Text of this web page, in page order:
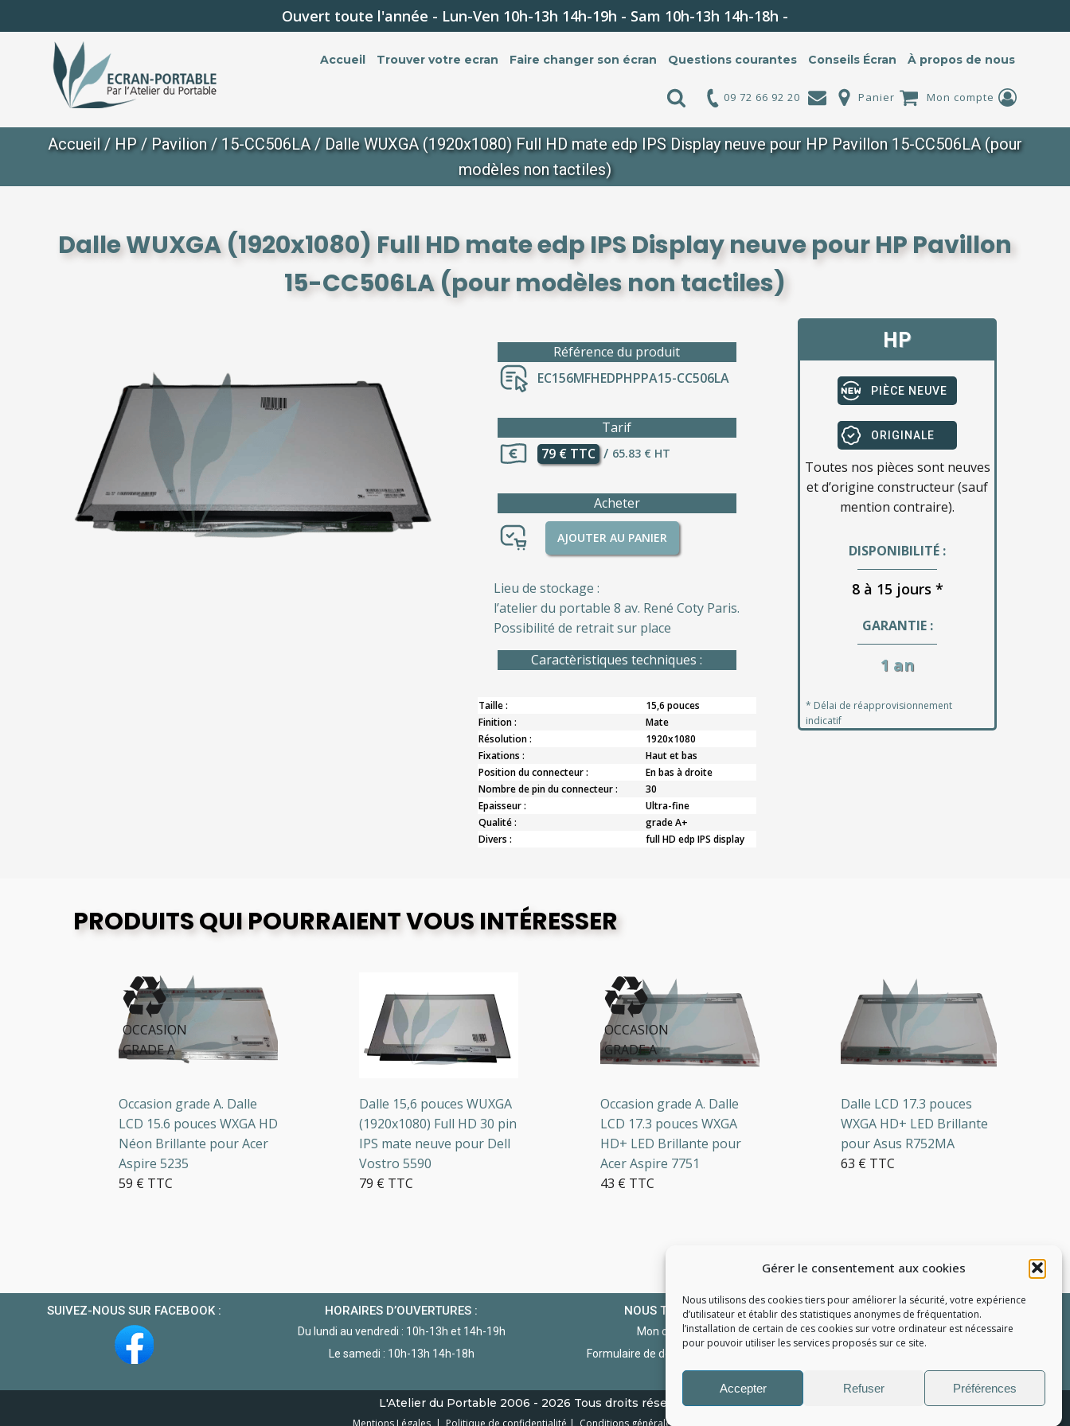
Gérer le consentement aux cookies
Nous utilisons des cookies tiers pour améliorer la sécurité, votre expérience
d’utilisateur et établir des statistiques anonymes de fréquentation.
l’installation de certain de ces cookies sur votre ordinateur est nécessaire
pour pouvoir utiliser les services proposés sur ce site.
Accepter Refuser Préférences
Ouvert toute l'année - Lun-Ven 10h-13h 14h-19h - Sam 10h-13h 14h-18h -
Accueil Trouver votre ecran Faire changer son écran Questions courantes Conseils Écran À propos de nous
09 72 66 92 20 Panier Mon compte
Accueil/ HP/ Pavilion/ 15-CC506LA/ Dalle WUXGA (1920x1080) Full HD mate edp IPS Display neuve pour HP Pavillon 15-CC506LA (pour
modèles non tactiles)
Dalle WUXGA (1920x1080) Full HD mate edp IPS Display neuve pour HP Pavillon
15-CC506LA (pour modèles non tactiles)
Référence du produit
EC156MFHEDPHPPA15-CC506LA
Tarif
79 € TTC / 65.83 € HT
Acheter
AJOUTER AU PANIER
Lieu de stockage :
l’atelier du portable 8 av. René Coty Paris.
Possibilité de retrait sur place
Caractèristiques techniques :
Taille :
15,6 pouces
Finition :
Mate
Résolution :
1920x1080
Fixations :
Haut et bas
Position du connecteur :
En bas à droite
Nombre de pin du connecteur :
30
Epaisseur :
Ultra-fine
Qualité :
grade A+
Divers :
full HD edp IPS display
HP
PIÈCE NEUVE
ORIGINALE
Toutes nos pièces sont neuves
et d’origine constructeur (sauf
mention contraire).
DISPONIBILITÉ :
8 à 15 jours *
GARANTIE :
1 an
* Délai de réapprovisionnement
indicatif
PRODUITS QUI POURRAIENT VOUS INTÉRESSER
OCCASION
GRADE A
Occasion grade A. Dalle
LCD 15.6 pouces WXGA HD
Néon Brillante pour Acer
Aspire 5235
59 € TTC
Dalle 15,6 pouces WUXGA
(1920x1080) Full HD 30 pin
IPS mate neuve pour Dell
Vostro 5590
79 € TTC
OCCASION
GRADE A
Occasion grade A. Dalle
LCD 17.3 pouces WXGA
HD+ LED Brillante pour
Acer Aspire 7751
43 € TTC
Dalle LCD 17.3 pouces
WXGA HD+ LED Brillante
pour Asus R752MA
63 € TTC
SUIVEZ-NOUS SUR FACEBOOK : HORAIRES D’OUVERTURES :
Du lundi au vendredi : 10h-13h et 14h-19h
Le samedi : 10h-13h 14h-18h
NOUS TROUVER
Mon compte
Formulaire de demande de pièce
L'Atelier du Portable 2006 - 2026 Tous droits réservés
Mentions Légales | Politique de confidentialité | Conditions générales de vente